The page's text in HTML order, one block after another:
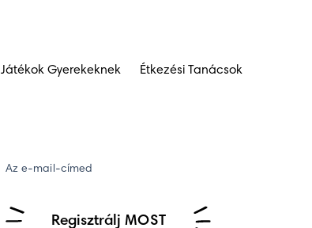
Játékok Gyerekeknek Étkezési Tanácsok
Az e-mail-címed
Regisztrálj MOST